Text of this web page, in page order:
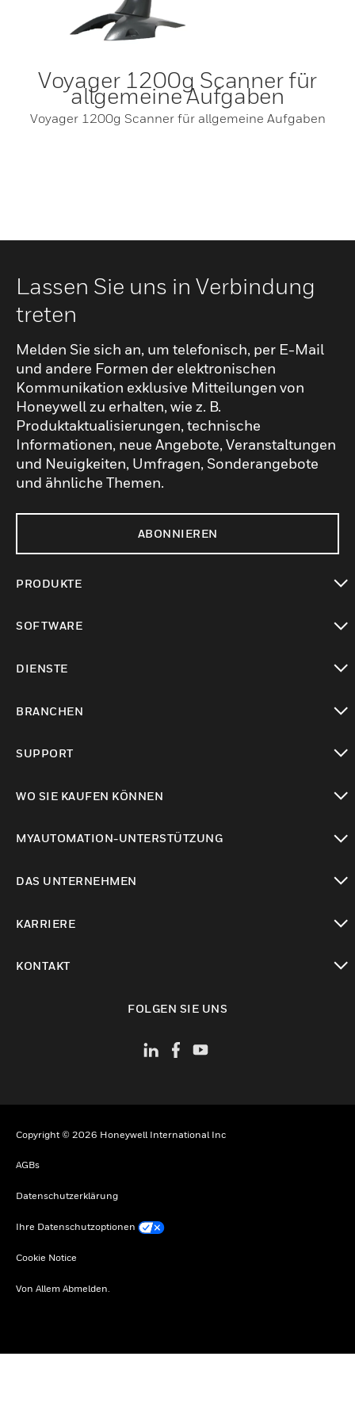
Voyager 1200g Scanner für
allgemeine Aufgaben
Voyager 1200g Scanner für allgemeine Aufgaben
Lassen Sie uns in Verbindung
treten
Melden Sie sich an, um telefonisch, per E-Mail
und andere Formen der elektronischen
Kommunikation exklusive Mitteilungen von
Honeywell zu erhalten, wie z. B.
Produktaktualisierungen, technische
Informationen, neue Angebote, Veranstaltungen
und Neuigkeiten, Umfragen, Sonderangebote
und ähnliche Themen.
ABONNIEREN
PRODUKTE
SOFTWARE
DIENSTE
BRANCHEN
SUPPORT
WO SIE KAUFEN KÖNNEN
MYAUTOMATION-UNTERSTÜTZUNG
DAS UNTERNEHMEN
KARRIERE
KONTAKT
FOLGEN SIE UNS
Copyright © 2026 Honeywell International Inc
AGBs
Datenschutzerklärung
Ihre Datenschutzoptionen
Cookie Notice
Von Allem Abmelden.